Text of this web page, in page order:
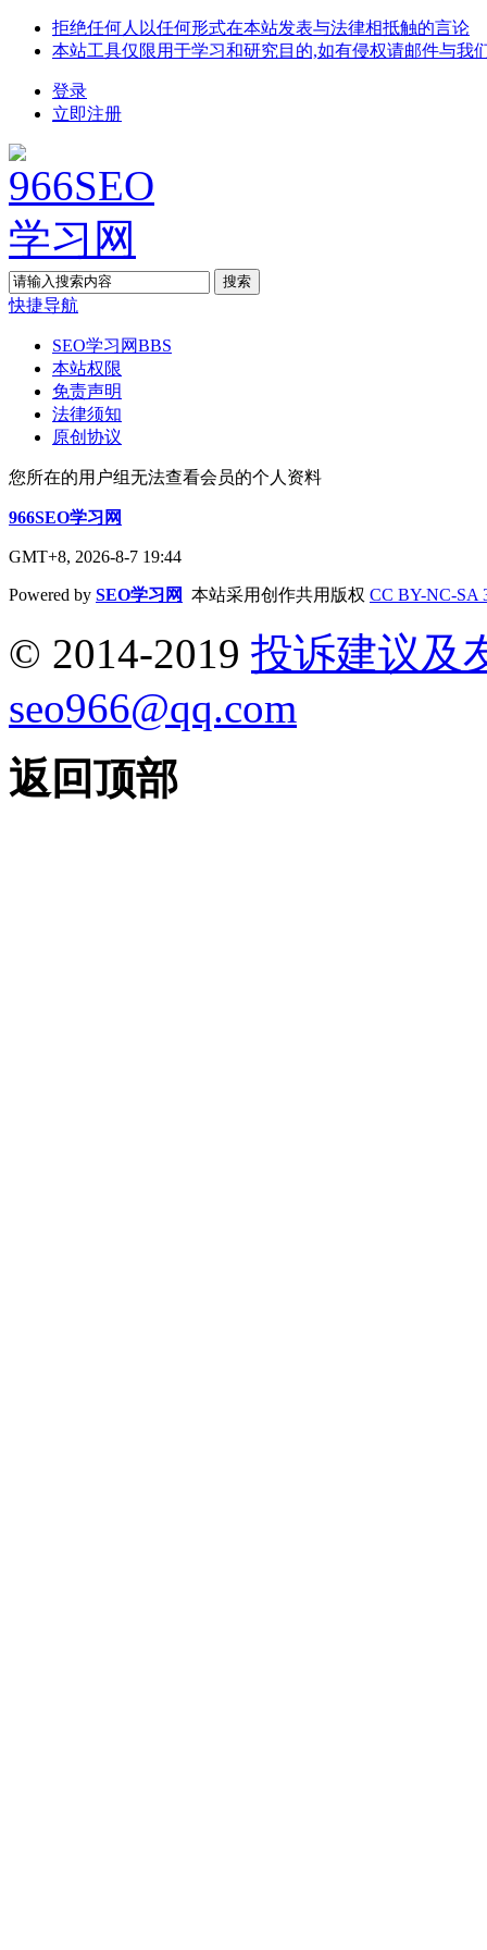
拒绝任何人以任何形式在本站发表与法律相抵触的言论
本站工具仅限用于学习和研究目的,如有侵权请邮件与我
登录
立即注册
搜索
快捷导航
SEO学习网BBS
本站权限
免责声明
法律须知
原创协议
您所在的用户组无法查看会员的个人资料
966SEO学习网
GMT+8, 2026-8-7 19:44
Powered by SEO学习网 本站采用创作共用版权 CC BY-NC-SA
© 2014-2019 投诉建议及
seo966@qq.com
返回顶部